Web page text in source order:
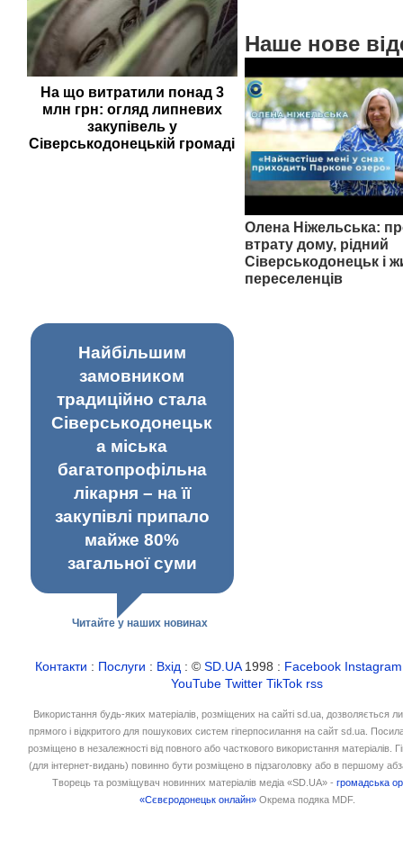
На що витратили понад 3
млн грн: огляд липневих
закупівель у
Сіверськодонецькій громаді
Наше нове
Олена Ніжельська:
втрату дому, рідний
Сіверськодонецьк і
переселенців
Найбільшим
замовником
традиційно стала
Сіверськодонецьк
а міська
багатопрофільна
лікарня – на її
закупівлі припало
майже 80%
загальної суми
Читайте у наших новинах
Контакти : Послуги : Вхід : ©SD.UA1998 : Facebook Instagram
YouTube Twitter TikTok rss
Використання будь-яких матеріалів, розміщених на сайті sd.ua, дозволяється
прямого і відкритого для пошукових систем гіперпосилання на сайт sd.ua.
розміщено в незалежності від повного або часткового використання матеріалів.
(для інтернет-видань) повинно бути розміщено в підзаголовку або в першому
Творець та розміщувач новинних матеріалів медіа «SD.UA» -громадська
«Сєвєродонецьк онлайн» Окрема подяка MDF.